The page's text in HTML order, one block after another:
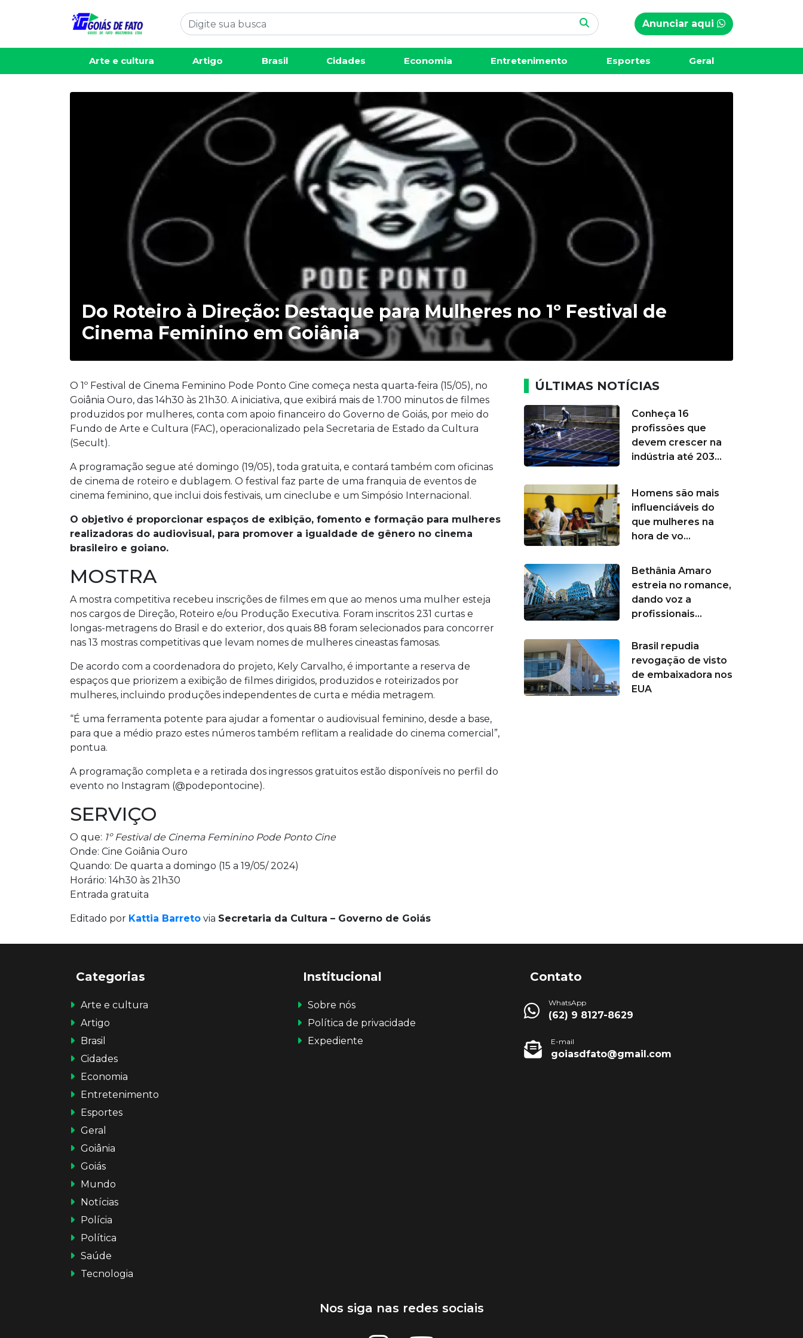
Anunciar aqui
Arte e cultura Artigo Brasil Cidades Economia Entretenimento Esportes Geral
Do Roteiro à Direção: Destaque para Mulheres no 1º Festival de
Cinema Feminino em Goiânia
O 1º Festival de Cinema Feminino Pode Ponto Cine começa nesta quarta-feira (15/05), no
Goiânia Ouro, das 14h30 às 21h30. A iniciativa, que exibirá mais de 1.700 minutos de filmes
produzidos por mulheres, conta com apoio financeiro do Governo de Goiás, por meio do
Fundo de Arte e Cultura (FAC), operacionalizado pela Secretaria de Estado da Cultura
(Secult).
A programação segue até domingo (19/05), toda gratuita, e contará também com oficinas
de cinema de roteiro e dublagem. O festival faz parte de uma franquia de eventos de
cinema feminino, que inclui dois festivais, um cineclube e um Simpósio Internacional.
O objetivo é proporcionar espaços de exibição, fomento e formação para mulheres
realizadoras do audiovisual, para promover a igualdade de gênero no cinema
brasileiro e goiano.
MOSTRA
A mostra competitiva recebeu inscrições de filmes em que ao menos uma mulher esteja
nos cargos de Direção, Roteiro e/ou Produção Executiva. Foram inscritos 231 curtas e
longas-metragens do Brasil e do exterior, dos quais 88 foram selecionados para concorrer
nas 13 mostras competitivas que levam nomes de mulheres cineastas famosas.
De acordo com a coordenadora do projeto, Kely Carvalho, é importante a reserva de
espaços que priorizem a exibição de filmes dirigidos, produzidos e roteirizados por
mulheres, incluindo produções independentes de curta e média metragem.
“É uma ferramenta potente para ajudar a fomentar o audiovisual feminino, desde a base,
para que a médio prazo estes números também reflitam a realidade do cinema comercial”,
pontua.
A programação completa e a retirada dos ingressos gratuitos estão disponíveis no perfil do
evento no Instagram (@podepontocine).
SERVIÇO
O que: 1º Festival de Cinema Feminino Pode Ponto Cine
Onde: Cine Goiânia Ouro
Quando: De quarta a domingo (15 a 19/05/ 2024)
Horário: 14h30 às 21h30
Entrada gratuita
Editado por Kattia Barreto via Secretaria da Cultura – Governo de Goiás
ÚLTIMAS NOTÍCIAS
Conheça 16
profissões que
devem crescer na
indústria até 203...
Homens são mais
influenciáveis do
que mulheres na
hora de vo...
Bethânia Amaro
estreia no romance,
dando voz a
profissionais...
Brasil repudia
revogação de visto
de embaixadora nos
EUA
Categorias
Arte e cultura
Artigo
Brasil
Cidades
Economia
Entretenimento
Esportes
Geral
Goiânia
Goiás
Mundo
Notícias
Polícia
Política
Saúde
Tecnologia
Institucional
Sobre nós
Política de privacidade
Expediente
Contato
WhatsApp
(62) 9 8127-8629
E-mail
goiasdfato@gmail.com
Nos siga nas redes sociais